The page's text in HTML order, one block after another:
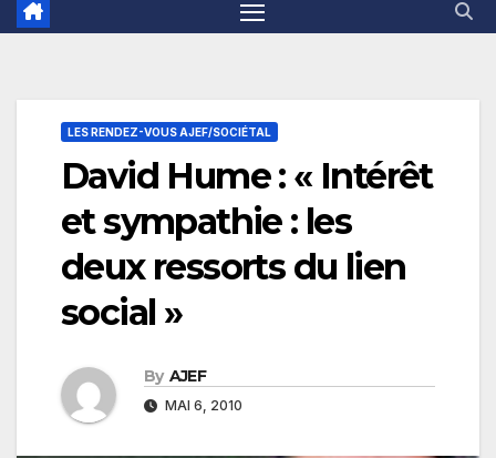
LES RENDEZ-VOUS AJEF/SOCIÉTAL
David Hume : « Intérêt
et sympathie : les
deux ressorts du lien
social »
By AJEF
MAI 6, 2010